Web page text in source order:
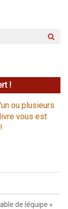
!
ou plusieurs
vous est
de léquipe «